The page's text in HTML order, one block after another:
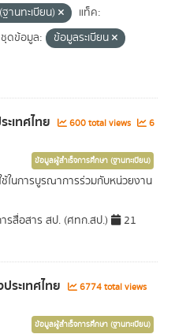
านทะเบียน)
แท็ค:
ชุดข้อมูล:
ข้อมูลระเบียน
เทศไทย 600 total views
6
ข้อมูลผู้สำเร็จการศึกษา (ฐานทะเบียน)
ในการบูรณาการร่วมกับหน่วยงาน
ารสื่อสาร สป. (ศทก.สป.)
21
ระเทศไทย
6774 total views
ข้อมูลผู้สำเร็จการศึกษา (ฐานทะเบียน)